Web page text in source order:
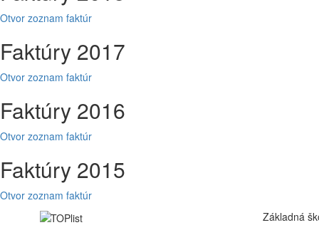
Otvor zoznam faktúr
Faktúry 2017
Otvor zoznam faktúr
Faktúry 2016
Otvor zoznam faktúr
Faktúry 2015
Otvor zoznam faktúr
Základná